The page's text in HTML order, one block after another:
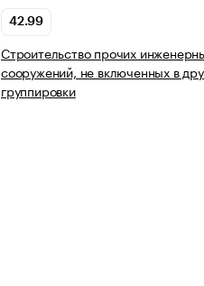
42.99
Строительство прочих
сооружений, не включенных в
группировки